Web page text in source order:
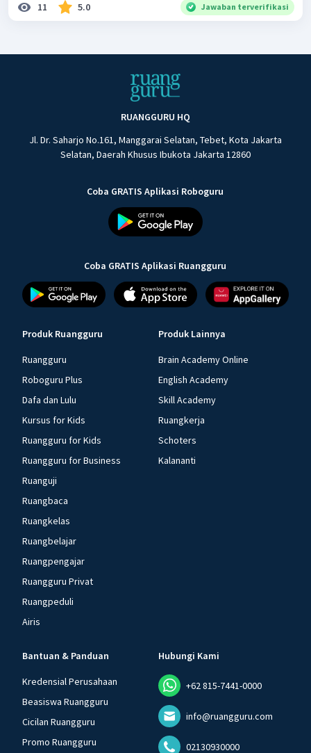
11 5.0 Jawaban terverifikasi
RUANGGURU HQ
Jl. Dr. Saharjo No.161, Manggarai Selatan, Tebet, Kota Jakarta
Selatan, Daerah Khusus Ibukota Jakarta 12860
Coba GRATIS Aplikasi Roboguru
Coba GRATIS Aplikasi Ruangguru
Produk Ruangguru
Ruangguru
Roboguru Plus
Dafa dan Lulu
Kursus for Kids
Ruangguru for Kids
Ruangguru for Business
Ruanguji
Ruangbaca
Ruangkelas
Ruangbelajar
Ruangpengajar
Ruangguru Privat
Ruangpeduli
Airis
Produk Lainnya
Brain Academy Online
English Academy
Skill Academy
Ruangkerja
Schoters
Kalananti
Bantuan & Panduan
Kredensial Perusahaan
Beasiswa Ruangguru
Cicilan Ruangguru
Promo Ruangguru
Hubungi Kami
+62 815-7441-0000
info@ruangguru.com
02130930000